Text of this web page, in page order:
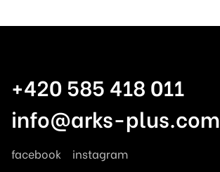
+420 585 418 011
info@arks-plus.com
facebook
instagram